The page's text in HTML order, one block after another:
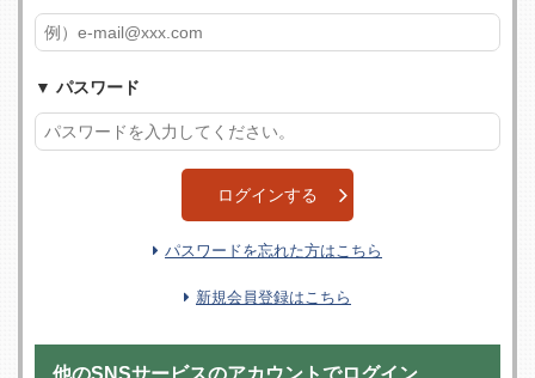
パスワード
ログインする
パスワードを忘れた方はこちら
新規会員登録はこちら
他のSNSサービスのアカウントでログイン